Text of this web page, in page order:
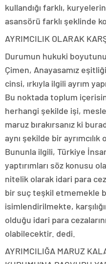
kullandığı farklı,
asansörü farklı şeklinde
AYRIMCILIK OLARAK
Durumun hukuki
Çimen, Anayasamız
cinsi, ırkıyla ilgili ayrım
Bu noktada toplum
herhangi şekilde işi,
maruz bırakırsanız ki
aynı şekilde bir ayrımcılık
Bununla ilgili, Türkiye
yaptırımları söz konusu
nitelik olarak idari para
bir suç teşkil etmemekle
isimlendirilmekte,
olduğu idari para
olabilecektir. dedi.
AYRIMCILIĞA MARUZ